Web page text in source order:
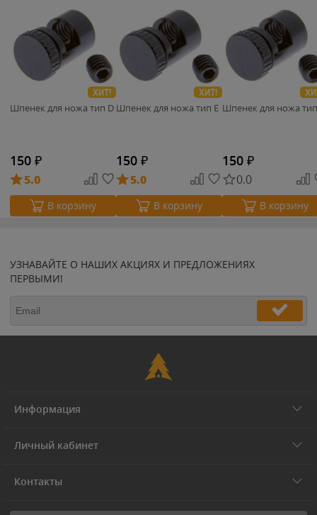
ХИТ!
Шпенек для ножа тип D
150 ₽
5.0
В корзину
ХИТ!
Шпенек для ножа тип E
150 ₽
5.0
В корзину
Шпенек для ножа
150 ₽
0.0
В корзину
УЗНАВАЙТЕ О НАШИХ АКЦИЯХ И ПРЕДЛОЖЕНИЯХ
ПЕРВЫМИ!
Информация
Личный кабинет
Контакты